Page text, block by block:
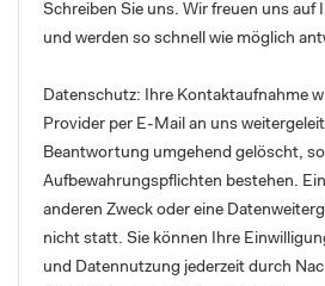
Schreiben Sie uns. Wir freuen uns auf
und werden so schnell wie möglich
Datenschutz: Ihre Kontaktaufnahme
Provider per E-Mail an uns
Beantwortung umgehend gelöscht,
Aufbewahrungspflichten bestehen.
anderen Zweck oder eine
nicht statt. Sie können Ihre
und Datennutzung jederzeit durch